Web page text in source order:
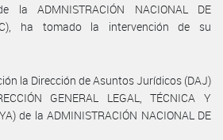
la ADMNISTRACIÓN NACIONAL DE
ha tomado la intervención de su
la Dirección de Asuntos Jurídicos (DAJ)
GENERAL LEGAL, TÉCNICA Y
de la ADMINISTRACIÓN NACIONAL DE